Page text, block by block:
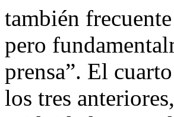
también
pero
prensa”. El
los tres